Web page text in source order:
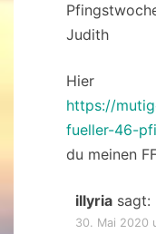
Judith
Hier
https://
fueller-46-
du meinen
illyria sagt:
30. Mai 2020